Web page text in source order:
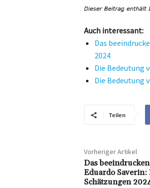
Auch interessant:
Das
2024
Die Bedeutung
Die Bedeutung
Teilen
Vorheriger Artikel
Das
Eduardo
Schätzungen